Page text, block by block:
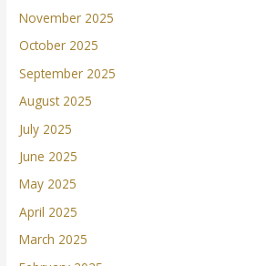
November 2025
October 2025
September 2025
August 2025
July 2025
June 2025
May 2025
April 2025
March 2025